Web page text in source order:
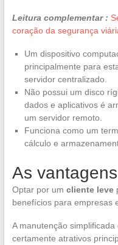
Leitura complementar :
coração da segurança
Um dispositivo
principalmente para
servidor centralizado.
Não possui um disco
dados e aplicativos é
um servidor remoto.
Funciona como um
cálculo e
As
Optar por um cliente leve
benefícios para empresas
A manutenção
certamente atrativos